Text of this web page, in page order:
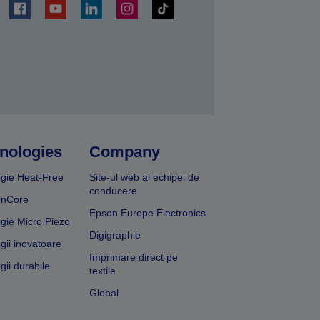
Heat-Free
Micro Piezo
inovatoare
durabile
Company
Site-ul web al echipei de
conducere
Epson Europe Electronics
Digigraphie
Imprimare direct pe
textile
Global